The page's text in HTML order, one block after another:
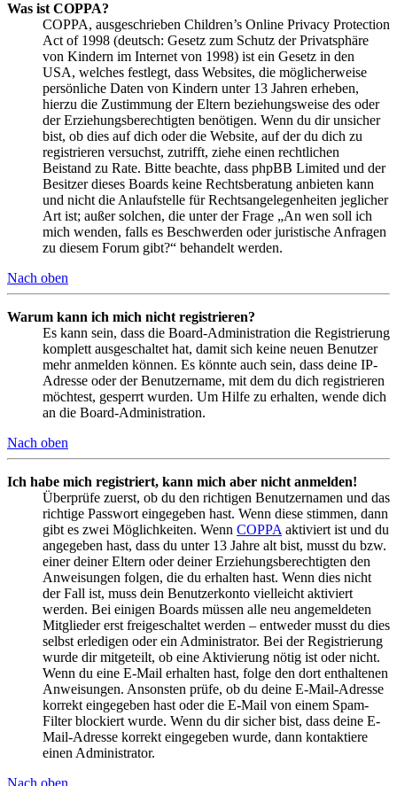
Was ist COPPA?
COPPA, ausgeschrieben Children’s Online Privacy Protection
Act of 1998 (deutsch: Gesetz zum Schutz der Privatsphäre
von Kindern im Internet von 1998) ist ein Gesetz in den
USA, welches festlegt, dass Websites, die möglicherweise
persönliche Daten von Kindern unter 13 Jahren erheben,
hierzu die Zustimmung der Eltern beziehungsweise des oder
der Erziehungsberechtigten benötigen. Wenn du dir unsicher
bist, ob dies auf dich oder die Website, auf der du dich zu
registrieren versuchst, zutrifft, ziehe einen rechtlichen
Beistand zu Rate. Bitte beachte, dass phpBB Limited und der
Besitzer dieses Boards keine Rechtsberatung anbieten kann
und nicht die Anlaufstelle für Rechtsangelegenheiten jeglicher
Art ist; außer solchen, die unter der Frage „An wen soll ich
mich wenden, falls es Beschwerden oder juristische Anfragen
zu diesem Forum gibt?“ behandelt werden.
Nach oben
Warum kann ich mich nicht registrieren?
Es kann sein, dass die Board-Administration die Registrierung
komplett ausgeschaltet hat, damit sich keine neuen Benutzer
mehr anmelden können. Es könnte auch sein, dass deine IP-
Adresse oder der Benutzername, mit dem du dich registrieren
möchtest, gesperrt wurden. Um Hilfe zu erhalten, wende dich
an die Board-Administration.
Nach oben
Ich habe mich registriert, kann mich aber nicht anmelden!
Überprüfe zuerst, ob du den richtigen Benutzernamen und das
richtige Passwort eingegeben hast. Wenn diese stimmen, dann
gibt es zwei Möglichkeiten. Wenn COPPA aktiviert ist und du
angegeben hast, dass du unter 13 Jahre alt bist, musst du bzw.
einer deiner Eltern oder deiner Erziehungsberechtigten den
Anweisungen folgen, die du erhalten hast. Wenn dies nicht
der Fall ist, muss dein Benutzerkonto vielleicht aktiviert
werden. Bei einigen Boards müssen alle neu angemeldeten
Mitglieder erst freigeschaltet werden – entweder musst du dies
selbst erledigen oder ein Administrator. Bei der Registrierung
wurde dir mitgeteilt, ob eine Aktivierung nötig ist oder nicht.
Wenn du eine E-Mail erhalten hast, folge den dort enthaltenen
Anweisungen. Ansonsten prüfe, ob du deine E-Mail-Adresse
korrekt eingegeben hast oder die E-Mail von einem Spam-
Filter blockiert wurde. Wenn du dir sicher bist, dass deine E-
Mail-Adresse korrekt eingegeben wurde, dann kontaktiere
einen Administrator.
Nach oben